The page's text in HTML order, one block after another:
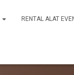
RENTAL ALAT